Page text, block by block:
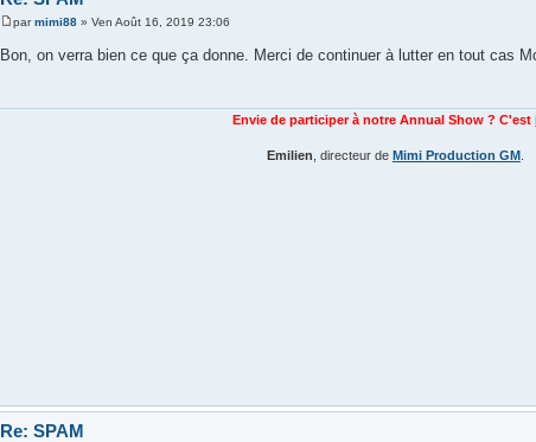
parmimi88» Ven Août 16, 2019 23:06
Bon, on verra bien ce que ça donne. Merci de continuer à lutter en tout cas
Envie de participer à notre Annual Show ? C'est
Emilien , directeur de Mimi Production GM.
Re: SPAM